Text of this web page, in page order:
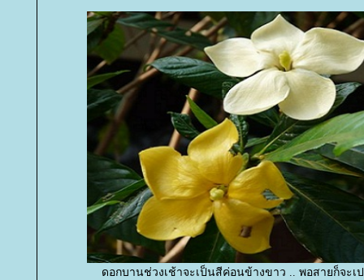
ดอกบานช่วงเช้าจะเป็นสีค่อนข้างขาว .. พอสายก็จะเ